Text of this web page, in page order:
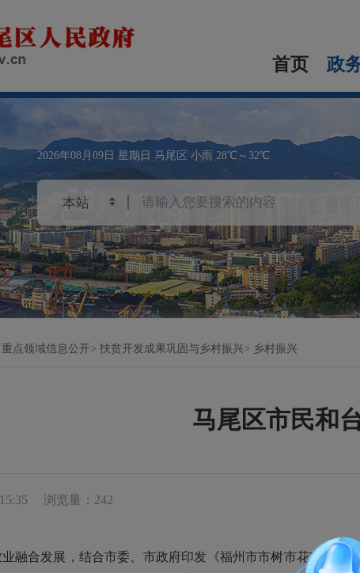
首页 政
2026年08月09日 星期日 马尾区 小雨 28℃～32℃
重点领域信息公开 扶贫开发成果巩固与乡村振兴 乡村振兴
马尾区市民和
浏览量：242
合发展，结合市委、市政府印发《福州市市树市花市果保护